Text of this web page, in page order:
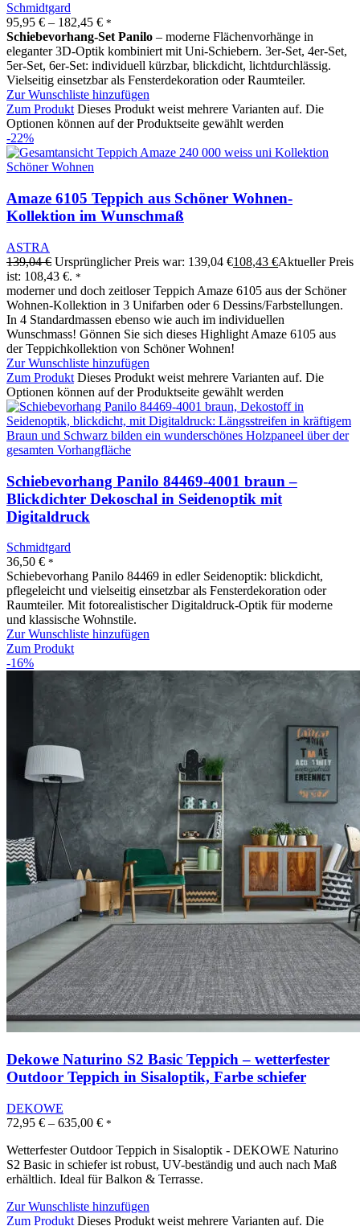
Schmidtgard
95,95 € – 182,45 € *
Schiebevorhang-Set Panilo – moderne Flächenvorhänge in
eleganter 3D-Optik kombiniert mit Uni-Schiebern. 3er-Set, 4er-Set,
5er-Set, 6er-Set: individuell kürzbar, blickdicht, lichtdurchlässig.
Vielseitig einsetzbar als Fensterdekoration oder Raumteiler.
Zur Wunschliste hinzufügen
Zum Produkt Dieses Produkt weist mehrere Varianten auf. Die
Optionen können auf der Produktseite gewählt werden
-22%
Amaze 6105 Teppich aus Schöner Wohnen-
Kollektion im Wunschmaß
ASTRA
139,04€ Ursprünglicher Preis war: 139,04 €108,43 €Aktueller Preis
ist: 108,43 €. *
moderner und doch zeitloser Teppich Amaze 6105 aus der Schöner
Wohnen-Kollektion in 3 Unifarben oder 6 Dessins/Farbstellungen.
In 4 Standardmassen ebenso wie auch im individuellen
Wunschmass! Gönnen Sie sich dieses Highlight Amaze 6105 aus
der Teppichkollektion von Schöner Wohnen!
Zur Wunschliste hinzufügen
Zum Produkt Dieses Produkt weist mehrere Varianten auf. Die
Optionen können auf der Produktseite gewählt werden
Schiebevorhang Panilo 84469-4001 braun –
Blickdichter Dekoschal in Seidenoptik mit
Digitaldruck
Schmidtgard
36,50 € *
Schiebevorhang Panilo 84469 in edler Seidenoptik: blickdicht,
pflegeleicht und vielseitig einsetzbar als Fensterdekoration oder
Raumteiler. Mit fotorealistischer Digitaldruck-Optik für moderne
und klassische Wohnstile.
Zur Wunschliste hinzufügen
Zum Produkt
-16%
Dekowe Naturino S2 Basic Teppich – wetterfester
Outdoor Teppich in Sisaloptik, Farbe schiefer
DEKOWE
72,95 € – 635,00 € *
Wetterfester Outdoor Teppich in Sisaloptik - DEKOWE Naturino
S2 Basic in schiefer ist robust, UV-beständig und auch nach Maß
erhältlich. Ideal für Balkon & Terrasse.
Zur Wunschliste hinzufügen
Zum Produkt Dieses Produkt weist mehrere Varianten auf. Die